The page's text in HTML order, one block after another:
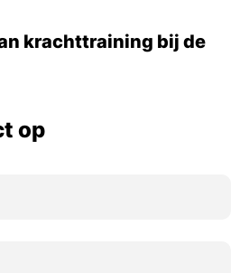
krachttraining bij de
op